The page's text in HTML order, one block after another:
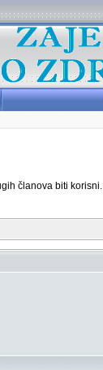
članova biti korisni.